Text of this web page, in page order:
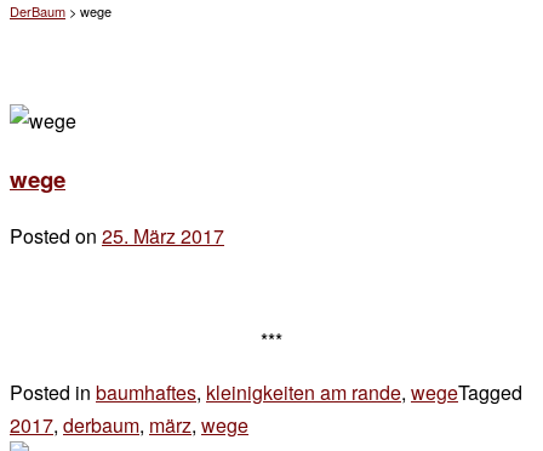
DerBaum > wege
wege
Posted on 25. März 2017
***
Posted in baumhaftes, kleinigkeiten am rande, wegeTagged
2017, derbaum, märz, wege